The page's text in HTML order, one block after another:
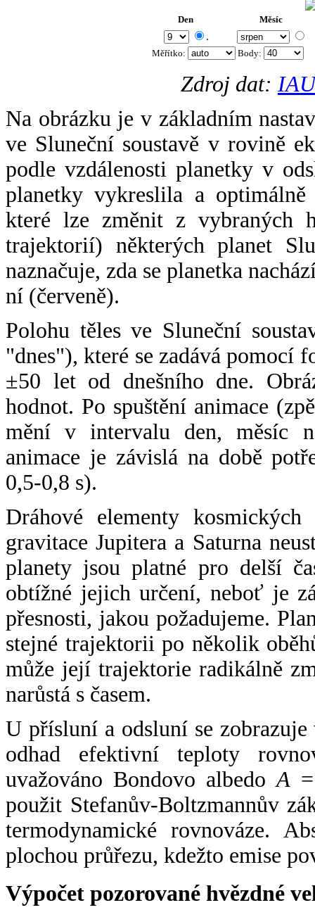
Den Měsíc
.
Měřítko: Body:
Zdroj dat:
Na obrázku je v základním
ve Sluneční soustavě v rovině
podle vzdálenosti planetky v
planetky vykreslila a
které lze změnit z vybraných
trajektorií) některých planet
naznačuje, zda se planetka
ní (červeně).
Polohu těles ve Sluneční
"dnes"), které se zadává pomocí
±50 let od dnešního dne.
hodnot. Po spuštění animace
mění v intervalu den, měsíc
animace je závislá na době
0,5-0,8 s).
Dráhové elementy
gravitace Jupitera a Saturna
planety jsou platné pro delší
obtížné jejich určení, neboť je
přesnosti, jakou požadujeme.
stejné trajektorii po několik
může její trajektorie radikálně
narůstá s časem.
U přísluní a odsluní se
odhad efektivní teploty
uvažováno Bondovo albedoA
použit Stefanův-Boltzmannův
termodynamické rovnováze.
plochou průřezu, kdežto emise
Výpočet pozorované hvězdné